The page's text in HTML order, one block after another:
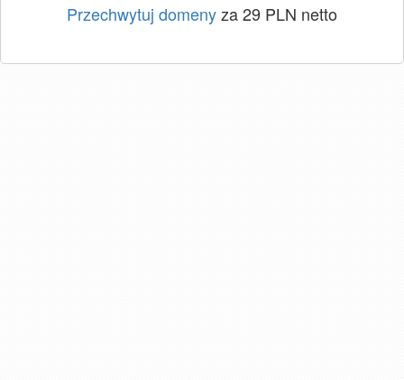
Przechwytuj domenyza 29 PLN netto